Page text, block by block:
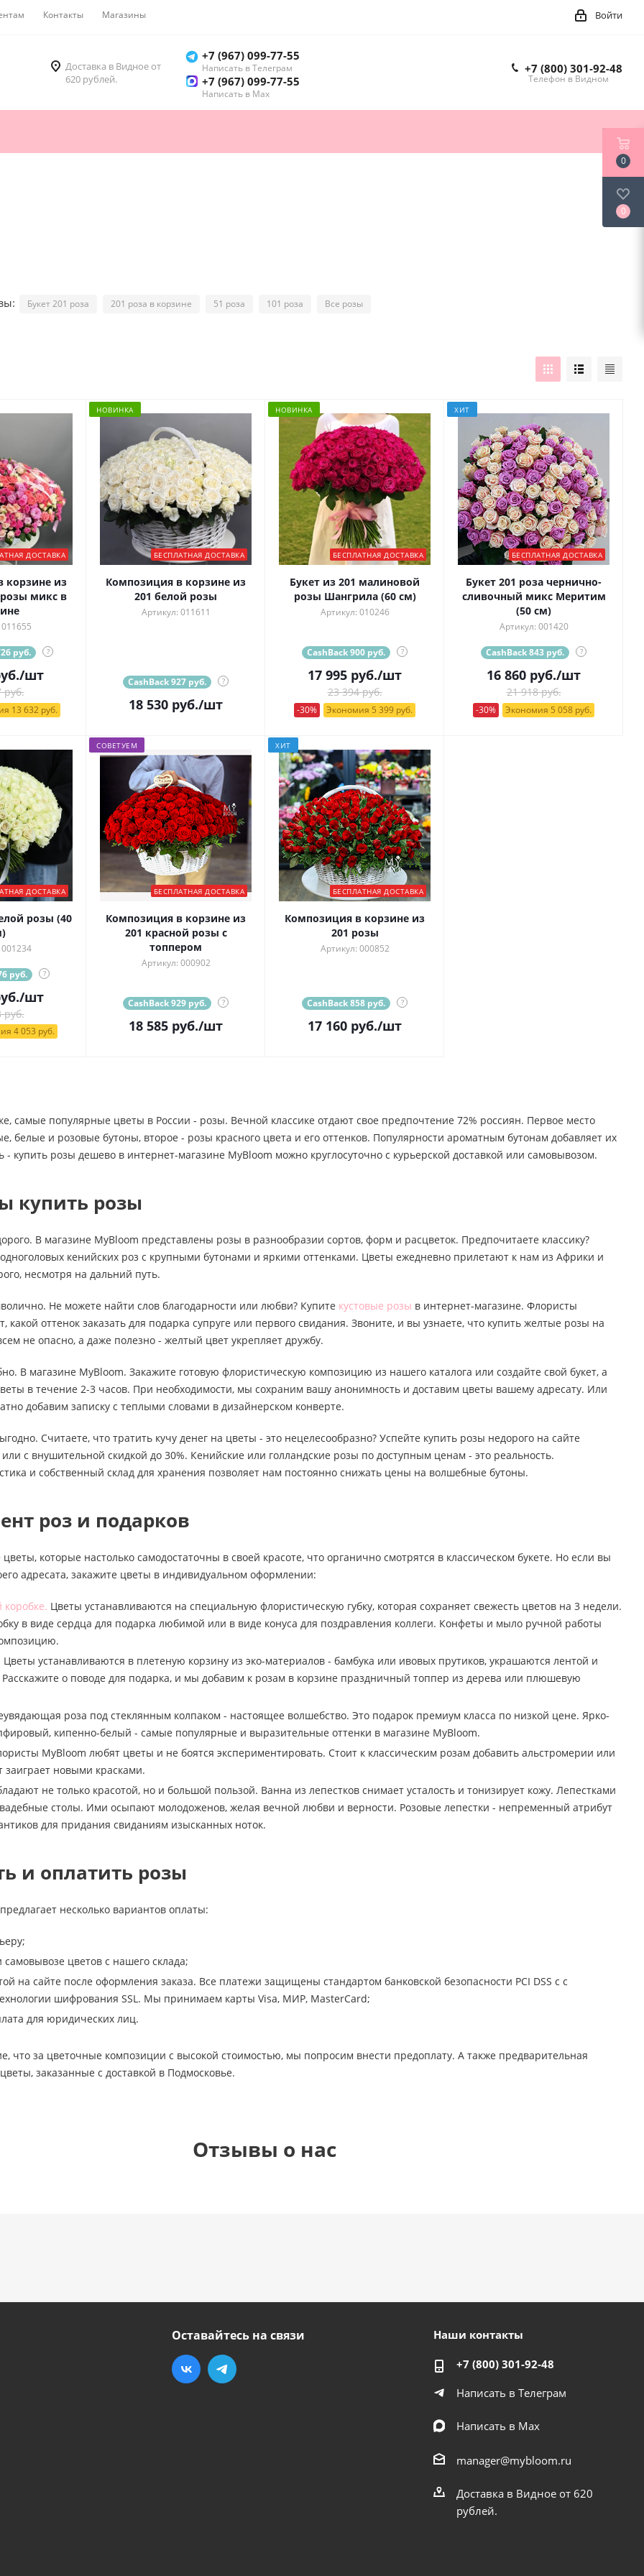
Контакты Магазины Войти
Доставка в Видное от
620 рублей.
+7 (967) 099-77-55
Написать в Телеграм
+7 (967) 099-77-55
Написать в Мах
+7 (800) 301-92-48
Телефон в Видном
Букет 201 роза 201 роза в корзине 51 роза 101 роза Все розы
ДОСТАВКА
корзине из
микс в
руб. ?
/шт
руб.
13 632 руб.
НОВИНКА
БЕСПЛАТНАЯ ДОСТАВКА
Композиция в корзине из
201 белой розы
Артикул: 011611
CashBack 927 руб. ?
18 530 руб./шт
НОВИНКА
БЕСПЛАТНАЯ ДОСТАВКА
Букет из 201 малиновой
розы Шангрила (60 см)
Артикул: 010246
CashBack 900 руб. ?
17 995 руб./шт
23 394 руб.
-30% Экономия 5 399 руб.
ХИТ
БЕСПЛАТНАЯ ДОСТАВКА
Букет 201 роза чернично-
сливочный микс Меритим
(50 см)
Артикул: 001420
CashBack 843 руб. ?
16 860 руб./шт
21 918 руб.
-30% Экономия 5 058 руб.
ДОСТАВКА
розы (40
руб. ?
/шт
руб.
4 053 руб.
СОВЕТУЕМ
БЕСПЛАТНАЯ ДОСТАВКА
Композиция в корзине из
201 красной розы с
топпером
Артикул: 000902
CashBack 929 руб. ?
18 585 руб./шт
ХИТ
БЕСПЛАТНАЯ ДОСТАВКА
Композиция в корзине из
201 розы
Артикул: 000852
CashBack 858 руб. ?
17 160 руб./шт
самые популярные цветы в России - розы. Вечной классике отдают свое предпочтение 72% россиян. Первое место
белые и розовые бутоны, второе - розы красного цвета и его оттенков. Популярности ароматным бутонам добавляет их
- купить розы дешево в интернет-магазине MyBloom можно круглосуточно с курьерской доставкой или самовывозом.
купить розы
В магазине MyBloom представлены розы в разнообразии сортов, форм и расцветок. Предпочитаете классику?
одноголовых кенийских роз с крупными бутонами и яркими оттенками. Цветы ежедневно прилетают к нам из Африки и
несмотря на дальний путь.
Не можете найти слов благодарности или любви? Купите кустовые розы в интернет-магазине. Флористы
какой оттенок заказать для подарка супруге или первого свидания. Звоните, и вы узнаете, что купить желтые розы на
не опасно, а даже полезно - желтый цвет укрепляет дружбу.
В магазине MyBloom. Закажите готовую флористическую композицию из нашего каталога или создайте свой букет, а
в течение 2-3 часов. При необходимости, мы сохраним вашу анонимность и доставим цветы вашему адресату. Или
добавим записку с теплыми словами в дизайнерском конверте.
Считаете, что тратить кучу денег на цветы - это нецелесообразно? Успейте купить розы недорого на сайте
с внушительной скидкой до 30%. Кенийские или голландские розы по доступным ценам - это реальность.
и собственный склад для хранения позволяет нам постоянно снижать цены на волшебные бутоны.
роз и подарков
которые настолько самодостаточны в своей красоте, что органично смотрятся в классическом букете. Но если вы
адресата, закажите цветы в индивидуальном оформлении:
Цветы устанавливаются на специальную флористическую губку, которая сохраняет свежесть цветов на 3 недели.
в виде сердца для подарка любимой или в виде конуса для поздравления коллеги. Конфеты и мыло ручной работы
Цветы устанавливаются в плетеную корзину из эко-материалов - бамбука или ивовых прутиков, украшаются лентой и
о поводе для подарка, и мы добавим к розам в корзине праздничный топпер из дерева или плюшевую
роза под стеклянным колпаком - настоящее волшебство. Это подарок премиум класса по низкой цене. Ярко-
кипенно-белый - самые популярные и выразительные оттенки в магазине MyBloom.
MyBloom любят цветы и не боятся экспериментировать. Стоит к классическим розам добавить альстромерии или
заиграет новыми красками.
не только красотой, но и большой пользой. Ванна из лепестков снимает усталость и тонизирует кожу. Лепестками
столы. Ими осыпают молодоженов, желая вечной любви и верности. Розовые лепестки - непременный атрибут
для придания свиданиям изысканных ноток.
и оплатить розы
несколько вариантов оплаты:
цветов с нашего склада;
на сайте после оформления заказа. Все платежи защищены стандартом банковской безопасности PCI DSS с с
шифрования SSL. Мы принимаем карты Visa, МИР, MasterCard;
для юридических лиц.
что за цветочные композиции с высокой стоимостью, мы попросим внести предоплату. А также предварительная
заказанные с доставкой в Подмосковье.
Отзывы о нас
Оставайтесь на связи Наши контакты
+7 (800) 301-92-48
Написать в Телеграм
Написать в Мах
manager@mybloom.ru
Доставка в Видное от 620
рублей.
0
0